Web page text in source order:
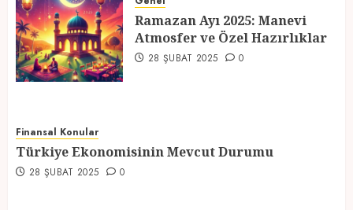
5
28 ŞUBAT 2025 0
Ramazan Ayı 2025: Manevi
Atmosfer ve Özel Hazırlıklar
28 ŞUBAT 2025 0
Finansal Konular
Türkiye Ekonomisinin Mevcut Durumu
28 ŞUBAT 2025 0